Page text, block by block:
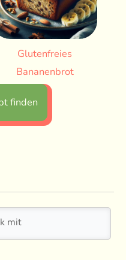
Glutenfreies
Bananenbrot
finden